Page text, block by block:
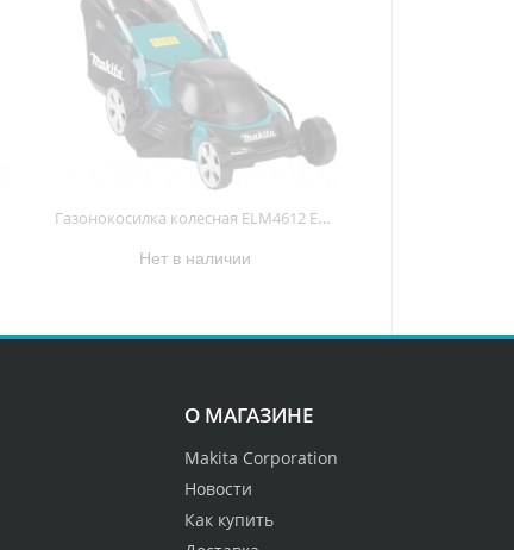
Газонокосилка колесная ELM4612 ELM4612
Нет в наличии
О МАГАЗИНЕ
Makita Corporation
Новости
Как купить